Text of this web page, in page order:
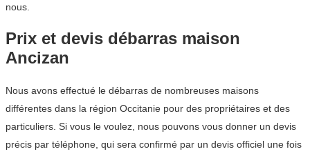
nous.
Prix et devis débarras maison
Ancizan
Nous avons effectué le débarras de nombreuses maisons
différentes dans la région Occitanie pour des propriétaires et des
particuliers. Si vous le voulez, nous pouvons vous donner un devis
précis par téléphone, qui sera confirmé par un devis officiel une fois